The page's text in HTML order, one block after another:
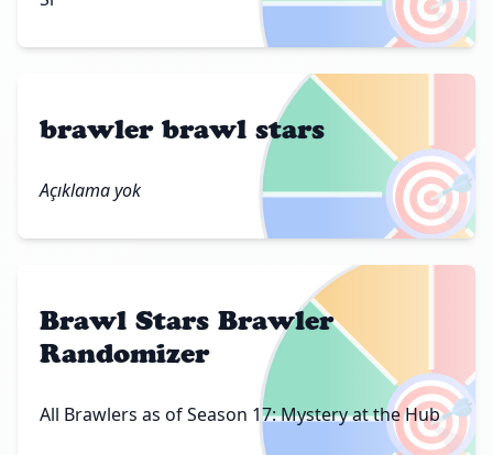
🎯
brawler brawl stars
Açıklama yok
🎯
Brawl Stars Brawler
Randomizer
All Brawlers as of Season 17: Mystery at the Hub